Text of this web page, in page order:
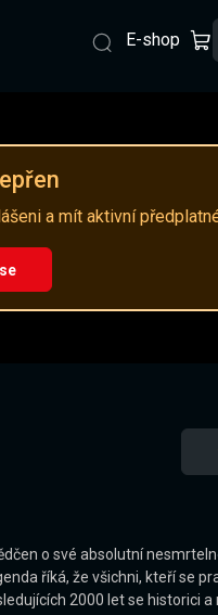
E-shop
a mít aktivní
o své absolutní
říká, že všichni, kteří se
2000 let se